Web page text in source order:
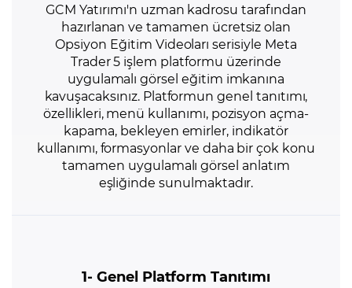
GCM Yatırımı'n uzman kadrosu tarafından
hazırlanan ve tamamen ücretsiz olan
Opsiyon Eğitim Videoları serisiyle Meta
Trader 5 işlem platformu üzerinde
uygulamalı görsel eğitim imkanına
kavuşacaksınız. Platformun genel tanıtımı,
özellikleri, menü kullanımı, pozisyon açma-
kapama, bekleyen emirler, indikatör
kullanımı, formasyonlar ve daha bir çok konu
tamamen uygulamalı görsel anlatım
eşliğinde sunulmaktadır.
1- Genel Platform Tanıtımı